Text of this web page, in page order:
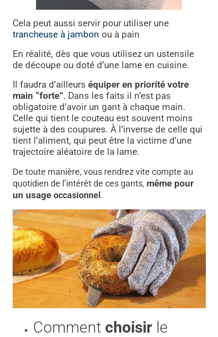
Cela peut aussi servir pour utiliser une
trancheuse à jambon ou à pain
En réalité, dès que vous utilisez un ustensile
de découpe ou doté d’une lame en cuisine.
Il faudra d’ailleurs équiper en priorité votre
main “forte”. Dans les faits il n’est pas
obligatoire d’avoir un gant à chaque main.
Celle qui tient le couteau est souvent moins
sujette à des coupures. À l’inverse de celle qui
tient l’aliment, qui peut être la victime d’une
trajectoire aléatoire de la lame.
De toute manière, vous rendrez vite compte au
quotidien de l’intérêt de ces gants, même pour
un usage occasionnel .
Comment choisir le